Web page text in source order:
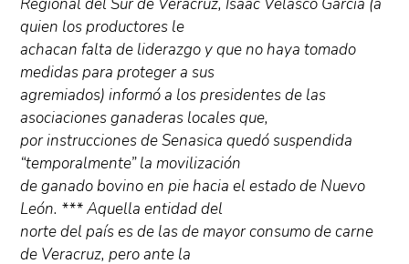
Regional del Sur de Veracruz, Isaac Velasco García (a
quien los productores le
achacan falta de liderazgo y que no haya tomado
medidas para proteger a sus
agremiados) informó a los presidentes de las
asociaciones ganaderas locales que,
por instrucciones de Senasica quedó suspendida
“temporalmente” la movilización
de ganado bovino en pie hacia el estado de Nuevo
León. *** Aquella entidad del
norte del país es de las de mayor consumo de carne
de Veracruz, pero ante la